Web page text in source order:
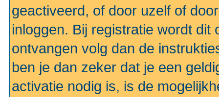
geactiveerd, of door uzelf of
inloggen. Bij registratie wordt dit
ontvangen volg dan de
ben je dan zeker dat je een
activatie nodig is, is de